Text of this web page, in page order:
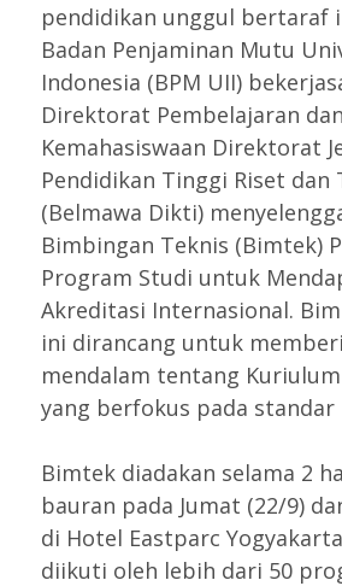
pendidikan unggul bertaraf
Badan Penjaminan Mutu
Indonesia (BPM UII)
Direktorat Pembelajaran dan
Kemahasiswaan Direktorat
Pendidikan Tinggi Riset dan
(Belmawa Dikti)
Bimbingan Teknis (Bimtek)
Program Studi untuk
Akreditasi Internasional.
ini dirancang untuk
mendalam tentang Kuriulum
yang berfokus pada standar
Bimtek diadakan selama 2
bauran pada Jumat (22/9)
di Hotel Eastparc
diikuti oleh lebih dari 50